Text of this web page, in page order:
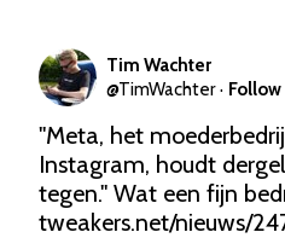
Tim Wachter
@TimWachter · Follow
"Meta, het
Instagram, houdt
tweakers.net/nieuws/